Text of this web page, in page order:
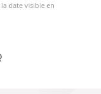
date visible en